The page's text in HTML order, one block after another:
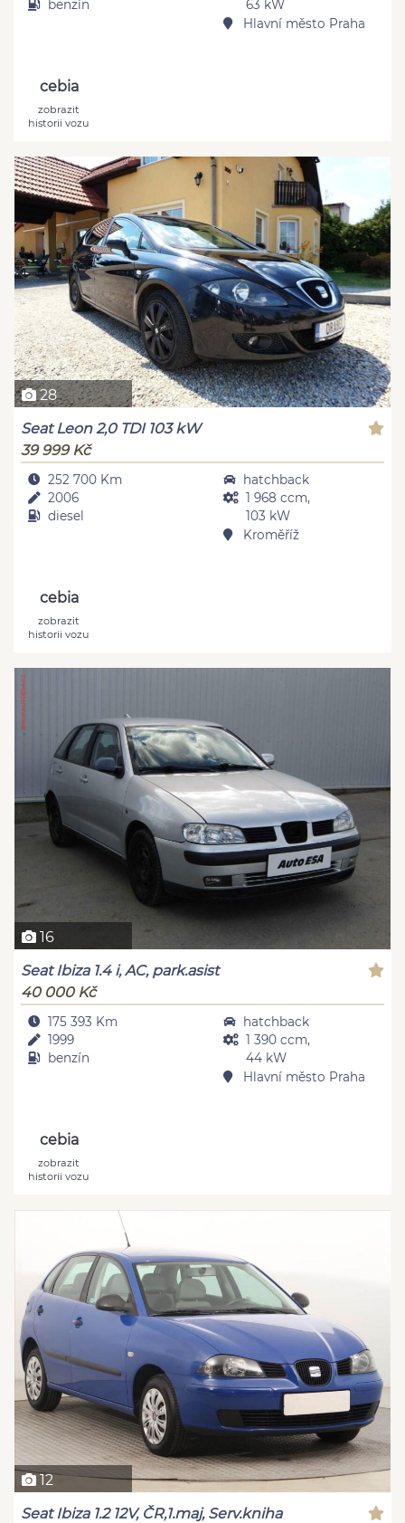
benzín
63 kW
Hlavní město Praha
cebia
zobrazit
historii vozu
28
Seat Leon 2,0 TDI 103 kW
39 999 Kč
252 700 Km
2006
diesel
hatchback
1 968 ccm,
103 kW
Kroměříž
cebia
zobrazit
historii vozu
16
Seat Ibiza 1.4 i, AC, park.asist
40 000 Kč
175 393 Km
1999
benzín
hatchback
1 390 ccm,
44 kW
Hlavní město Praha
cebia
zobrazit
historii vozu
12
Seat Ibiza 1.2 12V, ČR,1.maj, Serv.kniha